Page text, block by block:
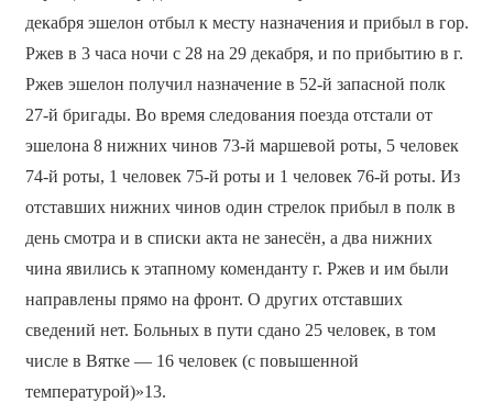
декабря эшелон отбыл к месту назначения и прибыл в гор.
Ржев в 3 часа ночи с 28 на 29 декабря, и по прибытию в г.
Ржев эшелон получил назначение в 52-й запасной полк
27-й бригады. Во время следования поезда отстали от
эшелона 8 нижних чинов 73-й маршевой роты, 5 человек
74-й роты, 1 человек 75-й роты и 1 человек 76-й роты. Из
отставших нижних чинов один стрелок прибыл в полк в
день смотра и в списки акта не занесён, а два нижних
чина явились к этапному коменданту г. Ржев и им были
направлены прямо на фронт. О других отставших
сведений нет. Больных в пути сдано 25 человек, в том
числе в Вятке — 16 человек (с повышенной
температурой)»13.